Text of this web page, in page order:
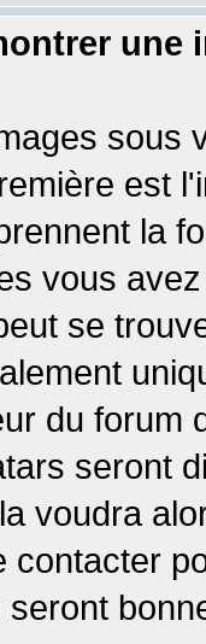
une
sous
est
la
vous
se
du forum
seront
voudra
contacter